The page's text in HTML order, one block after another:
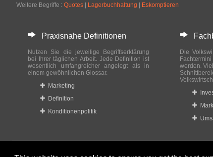
Weitere Begriffe : Quotes Lagerbuchhaltung Eskomptieren
Praxisnahe Definitionen
Nutzen Sie die jeweilige Begriffserklärung
bei Ihrer täglichen Arbeit. Jede Definition ist
wesentlich umfangreicher angelegt als in
einem gewöhnlichen Glossar.
Marketing
Definition
Konditionenpolitik
Die
werden.